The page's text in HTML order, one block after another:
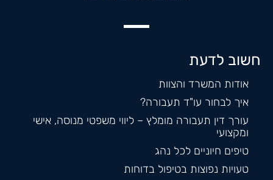
חשוב לדעת
אודות המשרד והצוות
איך לבחור עו"ד תעבורה?
עורך דין תעבורה מומלץ – ליווי משפטי מנוסה, אישי
ומקצועי
טיפים חיוניים לכל נהג
טעויות נפוצות בטיפול בדוחות